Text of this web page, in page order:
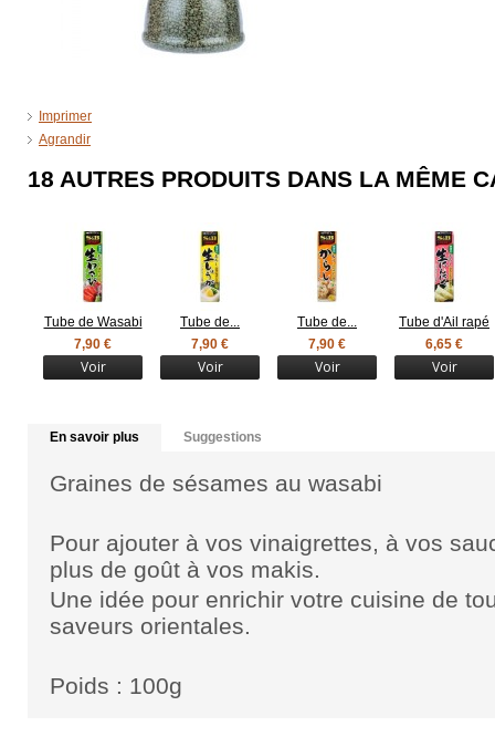
Imprimer
Agrandir
18 AUTRES PRODUITS DANS LA MÊME
Tube de Wasabi
7,90 €
Voir
Tube de...
7,90 €
Voir
Tube de...
7,90 €
Voir
Tube d'Ail rapé
6,65 €
Voir
En savoir plus Suggestions
Graines de sésames au wasabi
Pour ajouter à vos vinaigrettes, à vos
plus de goût à vos makis.
Une idée pour enrichir votre cuisine de
saveurs orientales.
Poids : 100g